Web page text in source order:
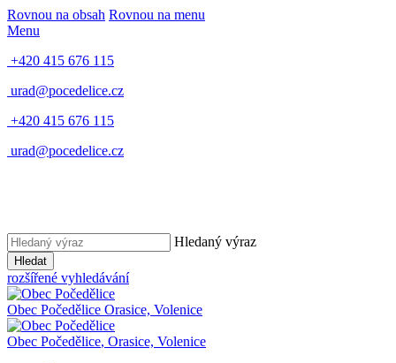
Rovnou na obsah Rovnou na menu
Menu
+420 415 676 115
urad@pocedelice.cz
+420 415 676 115
urad@pocedelice.cz
Hledaný výraz
Hledat
rozšířené vyhledávání
Obec Počedělice Orasice, Volenice
Obec Počedělice, Orasice, Volenice